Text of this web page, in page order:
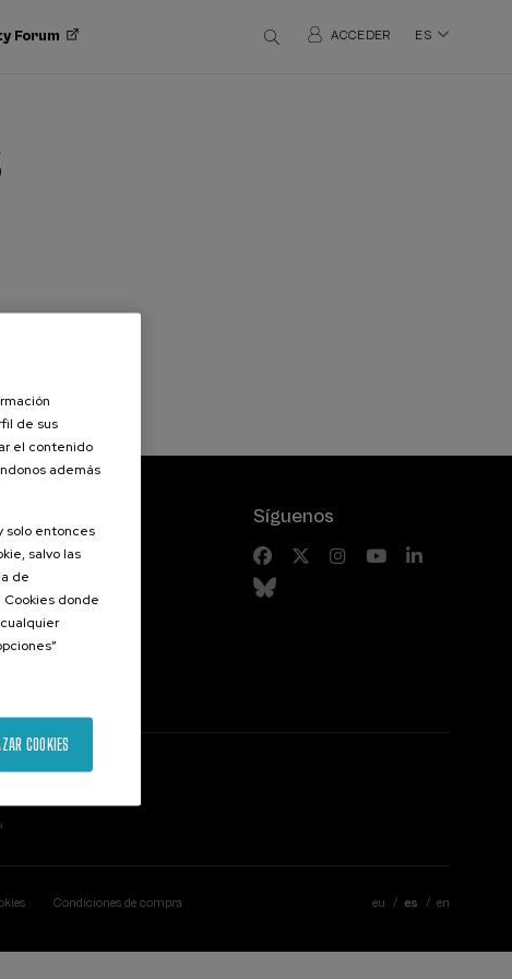
Forum ACCEDER ES
Síguenos
Condiciones de compra eu es en
de sus
el contenido
además
solo entonces
salvo las
de
donde
COOKIES